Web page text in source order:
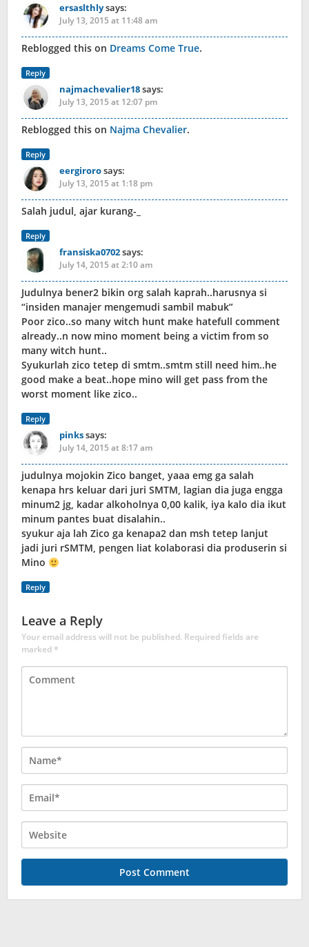
ersaslthlysays:
July 13, 2015 at 11:48 am
Reblogged this on Dreams Come True.
Reply
najmachevalier18says:
July 13, 2015 at 12:07 pm
Reblogged this on Najma Chevalier.
Reply
eergirorosays:
July 13, 2015 at 1:18 pm
Salah judul, ajar kurang-_
Reply
fransiska0702says:
July 14, 2015 at 2:10 am
Judulnya bener2 bikin org salah kaprah..harusnya si
“insiden manajer mengemudi sambil mabuk”
Poor zico..so many witch hunt make hatefull comment
already..n now mino moment being a victim from so
many witch hunt..
Syukurlah zico tetep di smtm..smtm still need him..he
good make a beat..hope mino will get pass from the
worst moment like zico..
Reply
pinkssays:
July 14, 2015 at 8:17 am
judulnya mojokin Zico banget, yaaa emg ga salah
kenapa hrs keluar dari juri SMTM, lagian dia juga engga
minum2 jg, kadar alkoholnya 0,00 kalik, iya kalo dia ikut
minum pantes buat disalahin..
syukur aja lah Zico ga kenapa2 dan msh tetep lanjut
jadi juri rSMTM, pengen liat kolaborasi dia produserin si
Mino
Reply
Leave a Reply
Your email address will not be published. Required fields are
marked*